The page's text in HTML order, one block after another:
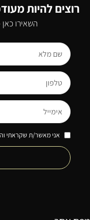
רוצים להיות
השאירו
אני מאשר/ת שקראתי